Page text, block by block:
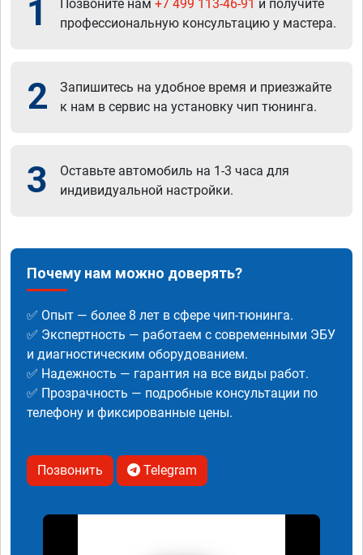
1 Позвоните нам +7 499 113-46-91 и получите
профессиональную консультацию у мастера.
2
Запишитесь на удобное время и приезжайте
к нам в сервис на установку чип тюнинга.
3
Оставьте автомобиль на 1-3 часа для
индивидуальной настройки.
Почему нам можно доверять?
✅ Опыт — более 8 лет в сфере чип-тюнинга.
✅ Экспертность — работаем с современными ЭБУ
и диагностическим оборудованием.
✅ Надежность — гарантия на все виды работ.
✅ Прозрачность — подробные консультации по
телефону и фиксированные цены.
Позвонить Telegram